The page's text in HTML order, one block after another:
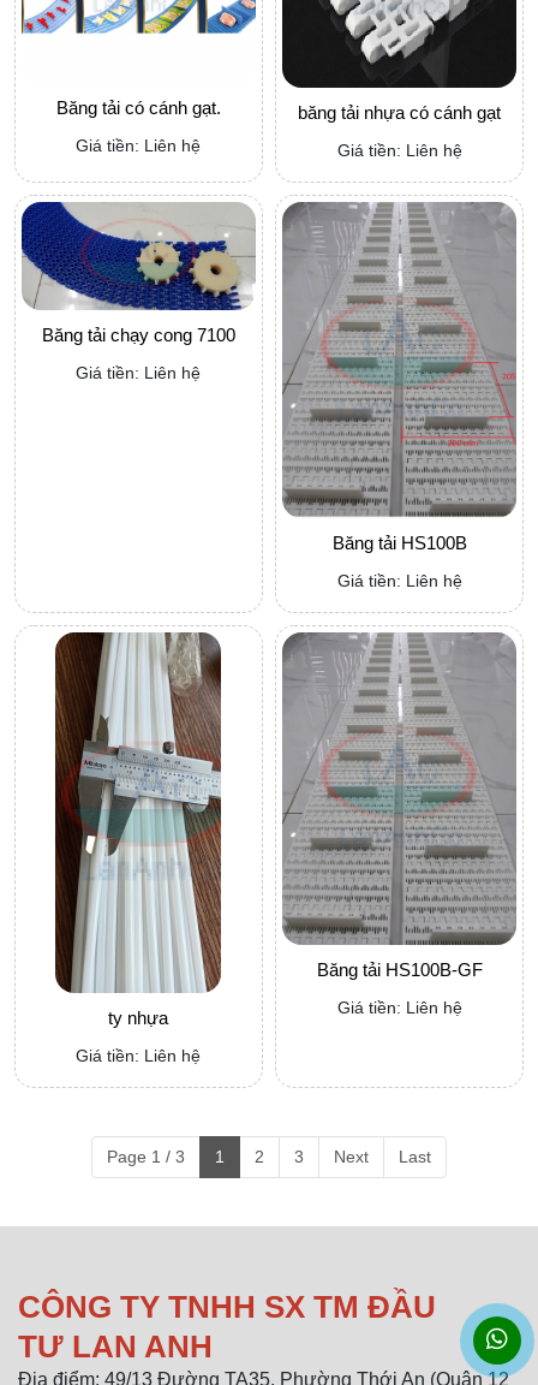
Băng tải có cánh gạt.
Giá tiền: Liên hệ
băng tải nhựa có cánh gạt
Giá tiền: Liên hệ
Băng tải chạy cong 7100
Giá tiền: Liên hệ
Băng tải HS100B
Giá tiền: Liên hệ
ty nhựa
Giá tiền: Liên hệ
Băng tải HS100B-GF
Giá tiền: Liên hệ
Page 1 / 3 1 2 3 Next Last
CÔNG TY TNHH SX TM ĐẦU
TƯ LAN ANH
Địa điểm: 49/13 Đường TA35, Phường Thới An (Quận 12